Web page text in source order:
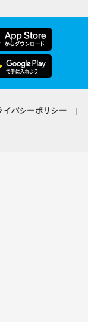
’26に出
ッドマーキーを
クの話をはじめ、
としての魅力に
イバシーポリシー